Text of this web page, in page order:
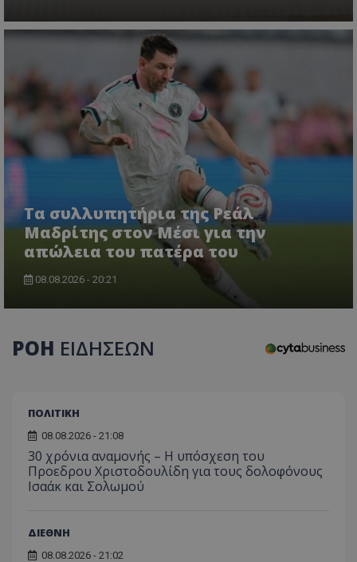
Τα συλλυπητήρια της Ρεάλ
Μαδρίτης στον Μέσι για την
απώλεια του πατέρα του
08.08.2026 - 20:21
ΡΟΗ ΕΙΔΗΣΕΩΝ
ΠΟΛΙΤΙΚΗ
08.08.2026 - 21:08
30 χρόνια αναμονής – Η υπόσχεση του
Προεδρου Χριστοδουλίδη για τους δολοφόνους
Ισαάκ και Σολωμού
ΔΙΕΘΝΗ
08.08.2026 - 21:02